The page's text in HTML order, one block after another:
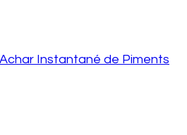
Achar Instantané de Piments